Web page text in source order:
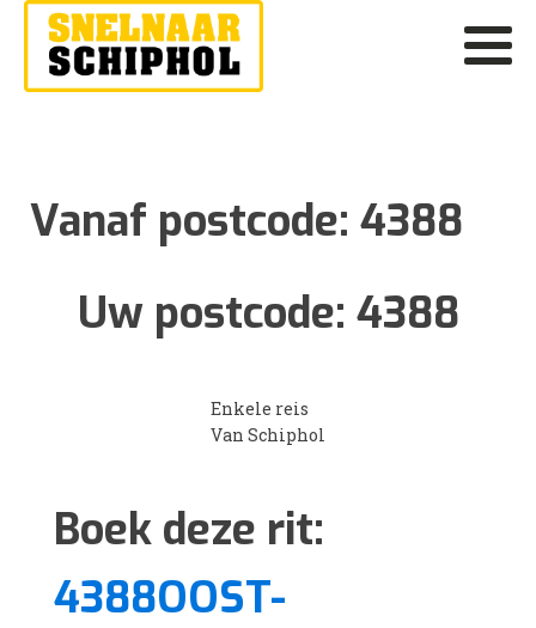
Vanaf postcode: 4388
Uw postcode: 4388
Enkele reis
Van Schiphol
Boek deze rit:
4388OOST-